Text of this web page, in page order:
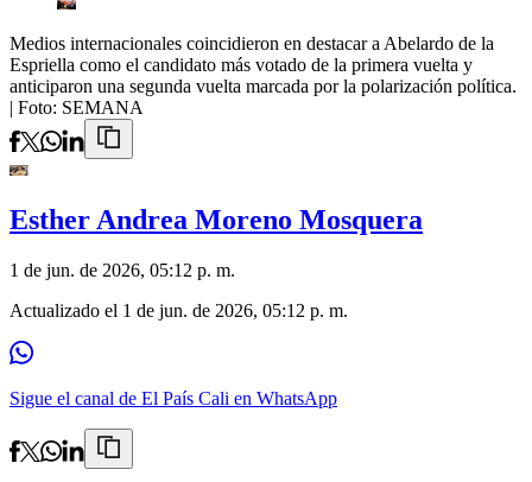
Medios internacionales coincidieron en destacar a Abelardo de la
Espriella como el candidato más votado de la primera vuelta y
anticiparon una segunda vuelta marcada por la polarización política.
| Foto: SEMANA
Esther Andrea Moreno Mosquera
1 de jun. de 2026, 05:12 p. m.
Actualizado el 1 de jun. de 2026, 05:12 p. m.
Sigue el canal de El País Cali en WhatsApp